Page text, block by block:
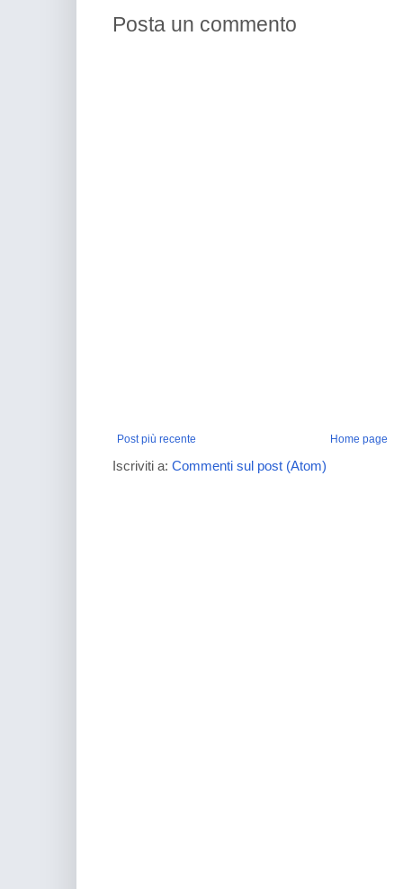
Posta un commento
Post più recente Home page
Iscriviti a: Commenti sul post (Atom)